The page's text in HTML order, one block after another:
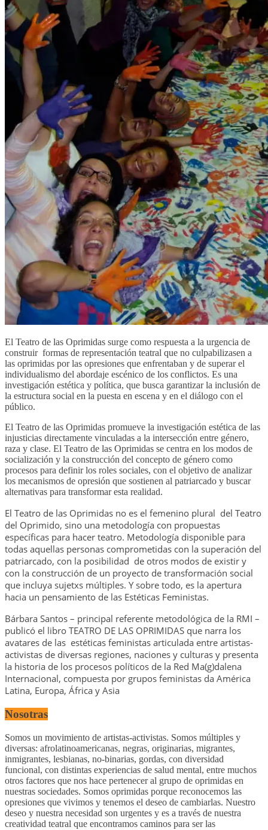
El Teatro de las Oprimidas surge como respuesta a la urgencia de
construir formas de representación teatral que no culpabilizasen a
las oprimidas por las opresiones que enfrentaban y de superar el
individualismo del abordaje escénico de los conflictos. Es una
investigación estética y política, que busca garantizar la inclusión de
la estructura social en la puesta en escena y en el diálogo con el
público.
El Teatro de las Oprimidas promueve la investigación estética de las
injusticias directamente vinculadas a la intersección entre género,
raza y clase. El Teatro de las Oprimidas se centra en los modos de
socialización y la construcción del concepto de género como
procesos para definir los roles sociales, con el objetivo de analizar
los mecanismos de opresión que sostienen al patriarcado y buscar
alternativas para transformar esta realidad.
El Teatro de las Oprimidas no es el femenino plural del Teatro
del Oprimido, sino una metodología con propuestas
específicas para hacer teatro. Metodología disponible para
todas aquellas personas comprometidas con la superación del
patriarcado, con la posibilidad de otros modos de existir y
con la construcción de un proyecto de transformación social
que incluya sujetxs múltiples. Y sobre todo, es la apertura
hacia un pensamiento de las Estéticas Feministas.
Bárbara Santos – principal referente metodológica de la RMI –
publicó el libro TEATRO DE LAS OPRIMIDAS que narra los
avatares de las estéticas feministas articulada entre artistas-
activistas de diversas regiones, naciones y culturas y presenta
la historia de los procesos políticos de la Red Ma(g)dalena
Internacional, compuesta por grupos feministas da América
Latina, Europa, África y Asia
Nosotras
Somos un movimiento de artistas-activistas. Somos múltiples y
diversas: afrolatinoamericanas, negras, originarias, migrantes,
inmigrantes, lesbianas, no-binarias, gordas, con diversidad
funcional, con distintas experiencias de salud mental, entre muchos
otros factores que nos hace pertenecer al grupo de oprimidas en
nuestras sociedades. Somos oprimidas porque reconocemos las
opresiones que vivimos y tenemos el deseo de cambiarlas. Nuestro
deseo y nuestra necesidad son urgentes y es a través de nuestra
creatividad teatral que encontramos caminos para ser las